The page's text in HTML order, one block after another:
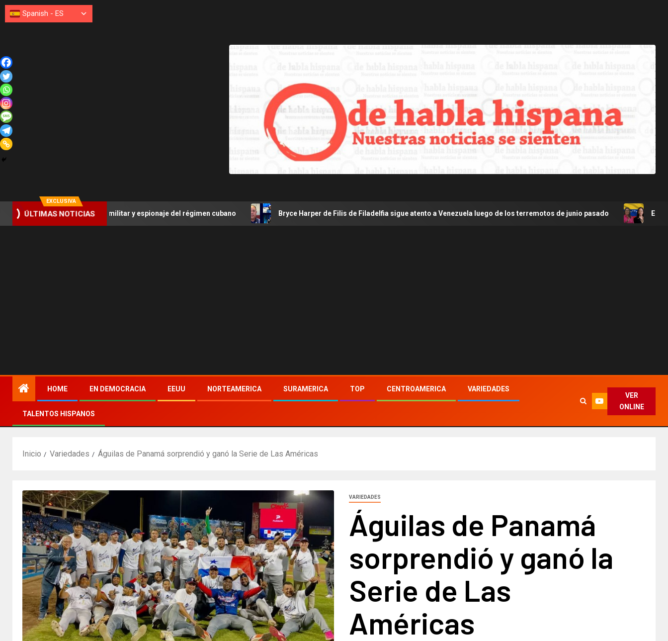
EXCLUSIVA
ÚLTIMAS NOTICIAS
militar y espionaje del régimen cubano Bryce Harper de Filis de Filadelfia sigue atento a Venezuela luego de los terremotos de junio pasado Encuesta AtlasIntel
HOME EN DEMOCRACIA EEUU NORTEAMERICA SURAMERICA TOP CENTROAMERICA VARIEDADES
TALENTOS HISPANOS
VER
ONLINE
Inicio Variedades Águilas de Panamá sorprendió y ganó la Serie de Las Américas
VARIEDADES
Águilas de Panamá
sorprendió y ganó la
Serie de Las
Américas
Spanish - ES